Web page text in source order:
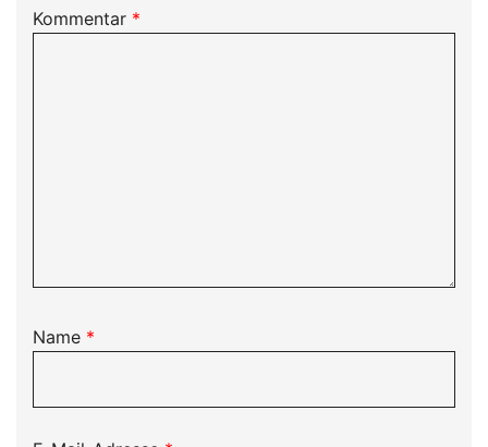
Kommentar *
Name *